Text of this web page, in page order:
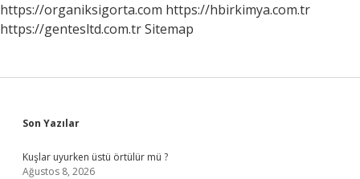
Defa
Okursa
https://organiksigorta.com https://hbirkimya.com.tr
https://gentesltd.com.trSitemap
Sidebar
Son Yazılar
Kuşlar uyurken üstü örtülür mü ?
Ağustos 8, 2026